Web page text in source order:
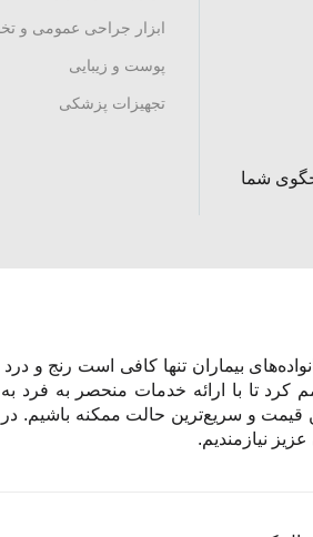
ابزار جراحی عمومی و
پوست و زیبایی
تجهیزات پزشکی
پاسخگوی شما
بیماران تنها کافی است رنج و درد
کرد تا با ارائه خدمات منحصر به فرد
قیمت و سریع‌ترین حالت ممکنه باشیم.
نیازمندیم.